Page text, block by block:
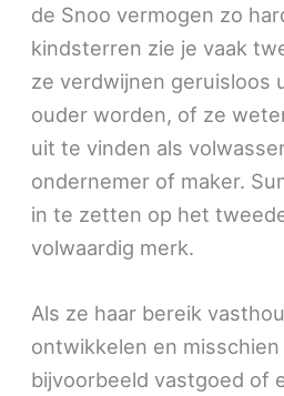
de Snoo vermogen zo
kindsterren zie je vaak
ze verdwijnen geruisloos
ouder worden, of ze
uit te vinden als
ondernemer of maker.
in te zetten op het
volwaardig merk.
Als ze haar bereik
ontwikkelen en
bijvoorbeeld vastgoed of